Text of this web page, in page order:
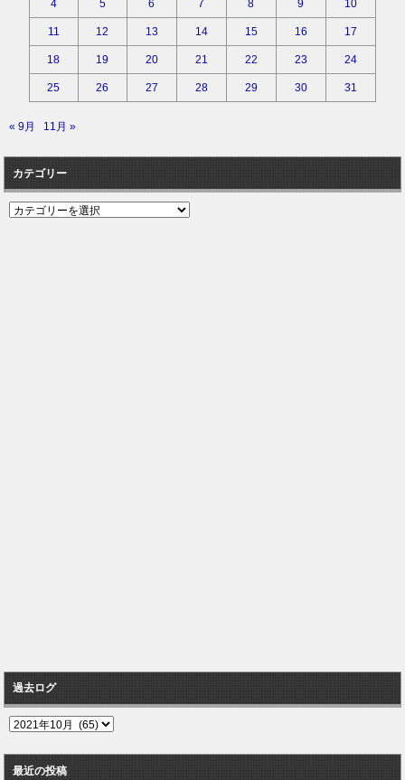
4 5 6 7 8 9 10
11 12 13 14 15 16 17
18 19 20 21 22 23 24
25 26 27 28 29 30 31
« 9月 11月 »
カテゴリー
カ
過去ログ
過
ロ
グ
最近の投稿